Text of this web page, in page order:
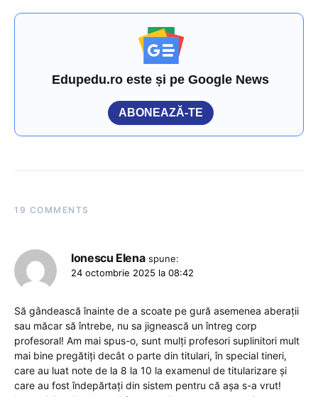
Edupedu.ro este și pe Google News
ABONEAZĂ-TE
19 COMMENTS
Ionescu Elena spune:
24 octombrie 2025 la 08:42
Să gândească înainte de a scoate pe gură asemenea aberații
sau măcar să întrebe, nu sa jignească un întreg corp
profesoral! Am mai spus-o, sunt mulți profesori suplinitori mult
mai bine pregătiți decât o parte din titulari, în special tineri,
care au luat note de la 8 la 10 la examenul de titularizare și
care au fost îndepărtați din sistem pentru că așa s-a vrut!